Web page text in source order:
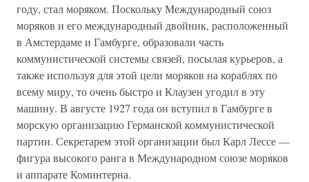
году, стал моряком. Поскольку Международный союз
моряков и его международный двойник, расположенный
в Амстердаме и Гамбурге, образовали часть
коммунистической системы связей, посылая курьеров, а
также используя для этой цели моряков на кораблях по
всему миру, то очень быстро и Клаузен угодил в эту
машину. В августе 1927 года он вступил в Гамбурге в
морскую организацию Германской коммунистической
партии. Секретарем этой организации был Карл Лессе —
фигура высокого ранга в Международном союзе моряков
и аппарате Коминтерна.